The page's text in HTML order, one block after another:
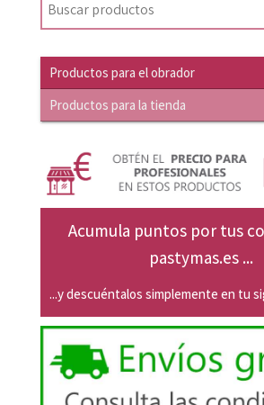
19,89€.
Productos para el obrador
Productos para la tienda
Acumula puntos por tus
pastymas.es ...
...y descuéntalos simplemente en tu